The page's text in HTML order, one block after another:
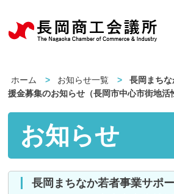
ホーム お知らせ一覧
長岡まち
援金募集のお知らせ（長岡市中心市街地活
お知らせ
長岡まちなか若者事業サポート支援金募集の